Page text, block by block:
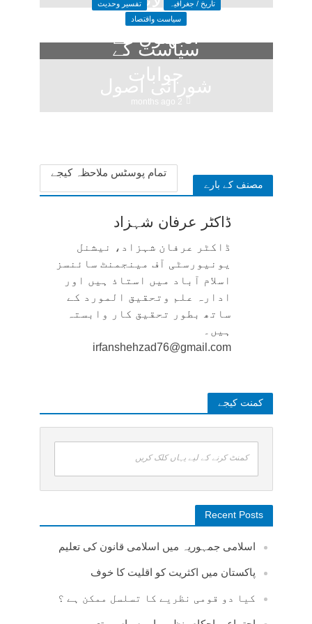
الجھنوں کے
جوابات
2 months ago
تاریخ / جغرافیہ
تفسیر وحدیث
سیاست واقتصاد
سیاست کے
شورائی اصول
مصنف کے بارے
تمام پوسٹس ملاحظہ کیجے
ڈاکٹر عرفان شہزاد
ڈاکٹر عرفان شہزاد، نیشنل
یونیورسٹی آف مینجمنٹ سائنسز
اسلام آباد میں استاذ ہیں اور
ادارہ علم وتحقیق المورد کے
ساتھ بطور تحقیق کار وابستہ
ہیں۔
irfanshehzad76@gmail.com
کمنت کیجے
کمنٹ کرنے کے لیے یہاں کلک کریں
Recent Posts
اسلامی جمہوریہ میں اسلامی قانون کی تعلیم
پاکستان میں اکثریت کو اقلیت کا خوف
کیا دو قومی نظریے کا تسلسل ممکن ہے ؟